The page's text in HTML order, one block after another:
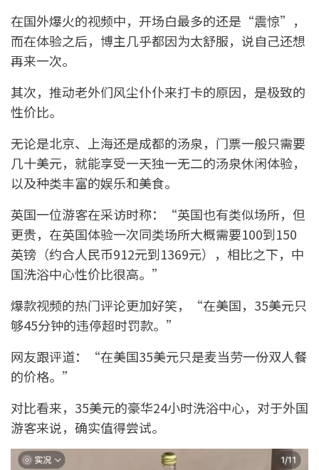
在国外爆火的视频中，开场白最多的还是“震惊”，
而在体验之后，博主几乎都因为太舒服，说自己还想
再来一次。
其次，推动老外们风尘仆仆来打卡的原因，是极致的
性价比。
无论是北京、上海还是成都的汤泉，门票一般只需要
几十美元，就能享受一天独一无二的汤泉休闲体验，
以及种类丰富的娱乐和美食。
英国一位游客在采访时称：“英国也有类似场所，但
更贵，在英国体验一次同类场所大概需要100到150
英镑（约合人民币912元到1369元），相比之下，中
国洗浴中心性价比很高。”
爆款视频的热门评论更加好笑，“在美国，35美元只
够45分钟的违停超时罚款。”
网友跟评道：“在美国35美元只是麦当劳一份双人餐
的价格。”
对比看来，35美元的豪华24小时洗浴中心，对于外国
游客来说，确实值得尝试。